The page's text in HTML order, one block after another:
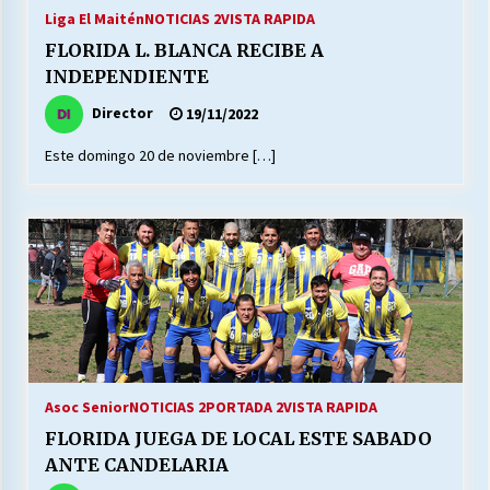
MUNICIPALIDAD, TRABAJADORES, CLIMA
LABORAL:
13/07/2026
Escuela hospitalaria El Carmen de Maipu.
¿Qué habrían dicho?
23/06/2026
VOLVER A SER ALTERNATIVA
16/06/2026
MUNICIPALIDADES, HONORARIOS, DESPIDOS
Liga El MaiténNOTICIAS 2VISTA RAPIDA
FLORIDA L. BLANCA RECIBE A
INDEPENDIENTE
Director 19/11/2022
Este domingo 20 de noviembre […]
Asoc SeniorNOTICIAS 2PORTADA 2VISTA RAPIDA
FLORIDA JUEGA DE LOCAL ESTE SABADO
ANTE CANDELARIA